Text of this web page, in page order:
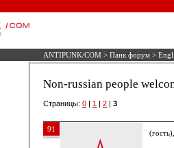
ANTIPUNK/COM > Панк форум >
Non-russian people
Страницы: 0 | 1 | 2 | 3
91